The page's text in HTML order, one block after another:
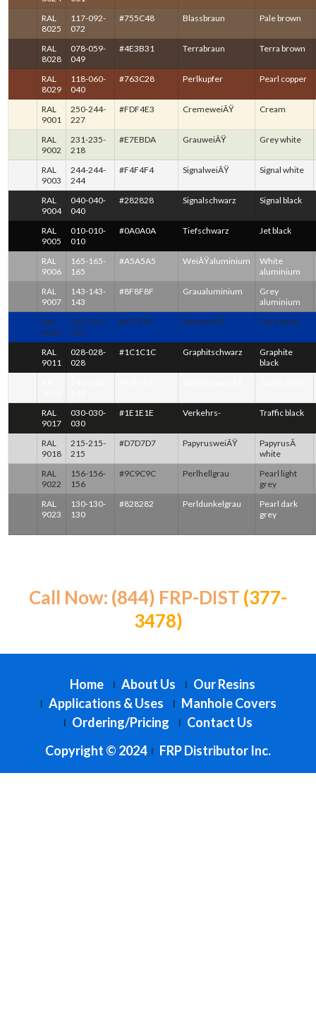
RAL
8025
117-092-
072
#755C48 Blassbraun Pale brown
RAL
8028
078-059-
049
#4E3B31 Terrabraun Terra brown
RAL
8029
118-060-
040
#763C28 Perlkupfer Pearl copper
RAL
9001
250-244-
227
#FDF4E3 CremeweiÃŸ Cream
RAL
9002
231-235-
218
#E7EBDA GrauweiÃŸ Grey white
RAL
9003
244-244-
244
#F4F4F4 SignalweiÃŸ Signal white
RAL
9004
040-040-
040
#282828 Signalschwarz Signal black
RAL
9005
010-010-
010
#0A0A0A Tiefschwarz Jet black
RAL
9006
165-165-
165
#A5A5A5 WeiÃŸaluminium
White
aluminium
RAL
9007
143-143-
143
#8F8F8F Graualuminium
Grey
aluminium
RAL
9010
255-255-
255
#FFFFFF ReinweiÃŸ Pure white
RAL
9011
028-028-
028
#1C1C1C Graphitschwarz
Graphite
black
RAL
9017
030-030-
030
#1E1E1E Verkehrs- Traffic black
RAL
9018
215-215-
215
#D7D7D7 PapyrusweiÃŸ
PapyrusÂ
white
RAL
9022
156-156-
156
#9C9C9C Perlhellgrau
Pearl light
grey
RAL
9023
130-130-
130
#828282 Perldunkelgrau
Pearl dark
grey
Call Now: (844) FRP-DIST (377-
3478)
Home About Us
Our Resins
Applications & Uses
Manhole Covers
Ordering/Pricing
Contact Us
Copyright © 2024
FRP Distributor Inc.